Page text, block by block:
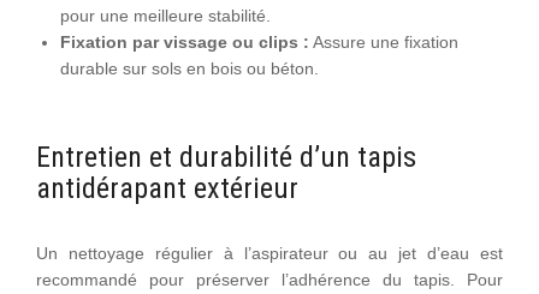
pour une meilleure stabilité.
Fixation par vissage ou clips : Assure une fixation
durable sur sols en bois ou béton.
Entretien et durabilité d’un tapis
antidérapant extérieur
Un nettoyage régulier à l’aspirateur ou au jet d’eau est
recommandé pour préserver l’adhérence du tapis. Pour